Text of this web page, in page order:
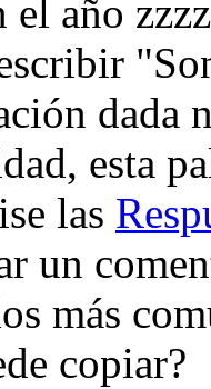
el año
dada
esta
las
un
más
copiar?